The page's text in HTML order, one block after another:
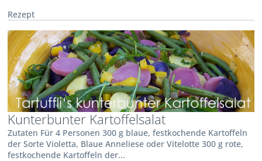
Rezept
Kunterbunter Kartoffelsalat
Zutaten Für 4 Personen 300 g blaue, festkochende Kartoffeln
der Sorte Violetta, Blaue Anneliese oder Vitelotte 300 g rote,
festkochende Kartoffeln der...